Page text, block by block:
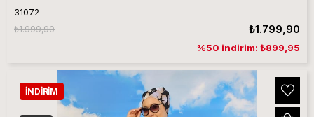
31072
₺1.799,90
₺1.999,90
%50 indirim: ₺899,95
İNDIRIM